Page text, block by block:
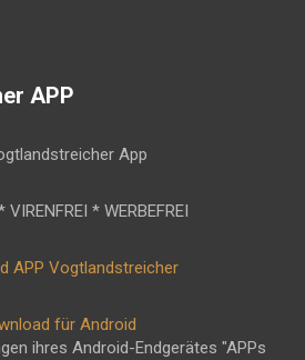
APP
VIRENFREI * WERBEFREI
für Android
ihres Android-Endgerätes "APPs